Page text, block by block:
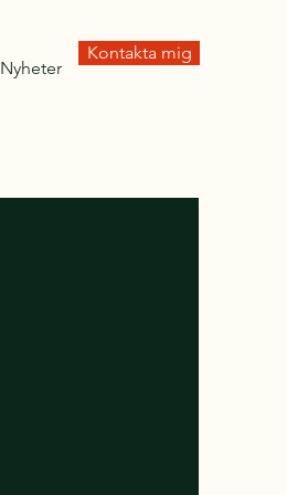
Nyheter
Kontakta mig